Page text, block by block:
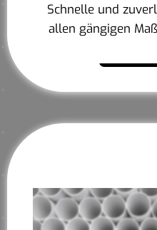
Schnelle und
allen gängigen